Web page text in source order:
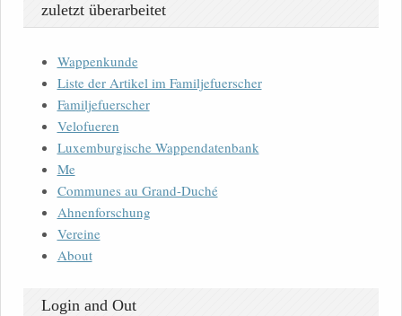
zuletzt überarbeitet
Wappenkunde
Liste der Artikel im Familjefuerscher
Familjefuerscher
Velofueren
Luxemburgische Wappendatenbank
Me
Communes au Grand-Duché
Ahnenforschung
Vereine
About
Login and Out